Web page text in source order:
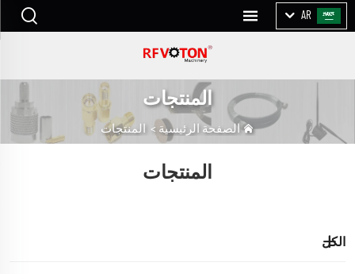
AR
المنتجات
الصفحة الرئيسية > المنتجات
المنتجات
الكل